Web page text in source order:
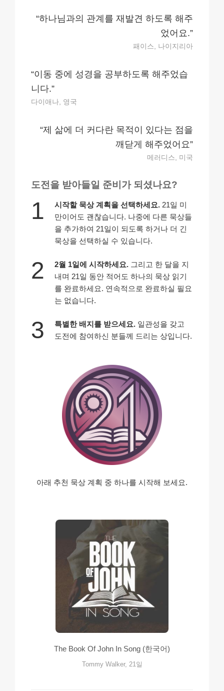
“하나님과의 관계를 재발견 하도록 해주
었어요.”
패이스, 나이지리아
“이동 중에 성경을 공부하도록 해주었습
니다.”
다이애나, 영국
“제 삶에 더 커다란 목적이
있다는 점을
깨닫게 해주었어요”
메러디스, 미국
도전을 받아들일 준비가 되셨나요?
1 시작할 묵상 계획을 선택하세요. 21일 미
만이어도 괜찮습니다. 나중에 다른 묵상들
을 추가하여 21일이 되도록 하거나 더 긴
묵상을 선택하실 수 있습니다.
2 2월 1일에 시작하세요. 그리고 한 달을 지
내며 21일 동안 적어도 하나의 묵상 읽기
를 완료하세요. 연속적으로 완료하실 필요
는 없습니다.
3 특별한 배지를 받으세요. 일관성을 갖고
도전에 참여하신 분들께 드리는 상입니다.
아래 추천 묵상 계획 중 하나를 시작해 보세요.
The Book Of John In Song (한국어)
Tommy Walker, 21일